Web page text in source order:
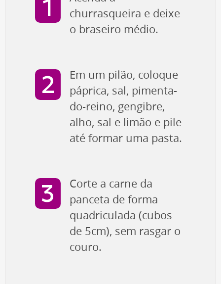
churrasqueira e deixe
o braseiro médio.
Em um pilão, coloque
páprica, sal, pimenta-
do-reino, gengibre,
alho, sal e limão e pile
até formar uma pasta.
Corte a carne da
panceta de forma
quadriculada (cubos
de 5cm), sem rasgar o
couro.